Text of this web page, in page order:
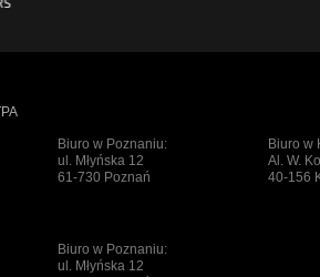
Biuro w Poznaniu:
ul. Młyńska 12
61-730 Poznań
Biuro w
Al. W.
40-156
Biuro w Poznaniu:
ul. Młyńska 12